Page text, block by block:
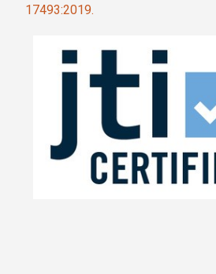
17493:2019.